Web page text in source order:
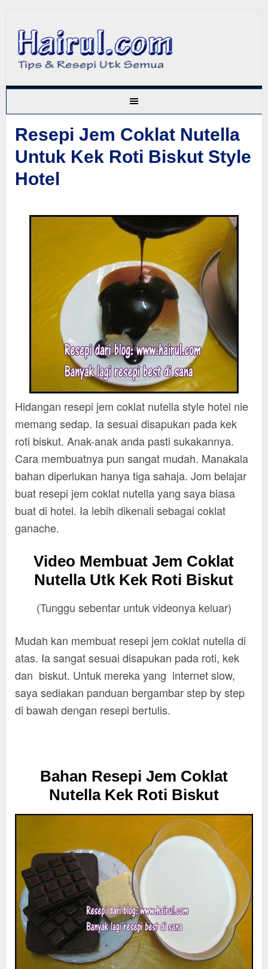
Resepi Jem Coklat Nutella
Untuk Kek Roti Biskut Style
Hotel
Hidangan resepi jem coklat nutella style hotel nie
memang sedap. Ia sesuai disapukan pada kek
roti biskut. Anak-anak anda pasti sukakannya.
Cara membuatnya pun sangat mudah. Manakala
bahan diperlukan hanya tiga sahaja. Jom belajar
buat resepi jem coklat nutella yang saya biasa
buat di hotel. Ia lebih dikenali sebagai coklat
ganache.
Video Membuat Jem Coklat
Nutella Utk Kek Roti Biskut
(Tunggu sebentar untuk videonya keluar)
Mudah kan membuat resepi jem coklat nutella di
atas. Ia sangat sesuai disapukan pada roti, kek
dan biskut. Untuk mereka yang internet slow,
saya sediakan panduan bergambar step by step
di bawah dengan resepi bertulis.
Bahan Resepi Jem Coklat
Nutella Kek Roti Biskut